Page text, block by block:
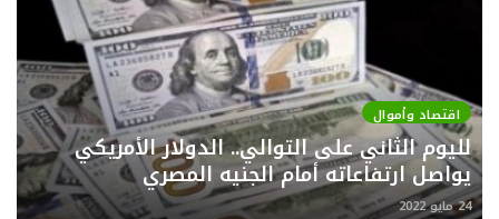
اقتصاد وأموال
لليوم الثاني على التوالي.. الدولار الأمريكي
يواصل ارتفاعاته أمام الجنيه المصري
24 مايو 2022